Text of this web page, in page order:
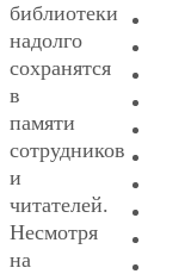
библиотеки
надолго
сохранятся
в
памяти
сотрудников
и
читателей.
Несмотря
на